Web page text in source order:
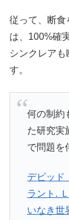
従って、断食
は、100%確
シンクレア
す。
何の制約
た研究実
で問題を
デビッド
ラント.
いなき世